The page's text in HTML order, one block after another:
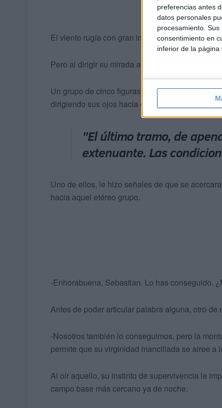
preferencias antes
datos personales
procesamiento.
consentimiento en
inferior de la página
El viento rugía con gran intensidad y se
Pero al dirigir su mirada a unos cincuenta
Un grupo de cinco figuras humanas, con
dirigiendo sus ojos hacia él.
"El último tramo, de
extenuante. Las
Uno de ellos, le hizo señales de que se
hacia aquel etéreo grupo.
-Enhorabuena, Sebastian. Lo has conseguido.
Antes de poder articular palabra alguna, otro de
-Nosotros también lo conseguimos, pero la
permite que su virginidad mancillada se airee a
Al oír aquello, su instinto de supervivencia le
campo base más cercano ya de noche.